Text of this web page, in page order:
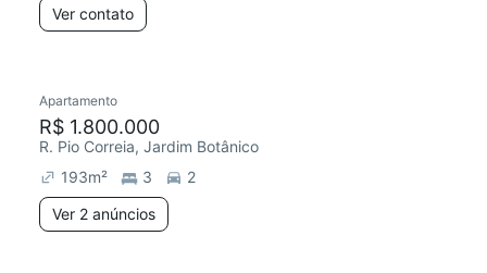
Ver contato
Apartamento
R$ 1.800.000
R. Pio Correia, Jardim Botânico
193m² 3
2
Ver 2 anúncios